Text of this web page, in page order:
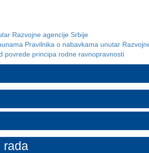
Razvojne agencije Srbije
Pravilnika o nabavkama unutar
povrede principa rodne ravnopravnosti
rada